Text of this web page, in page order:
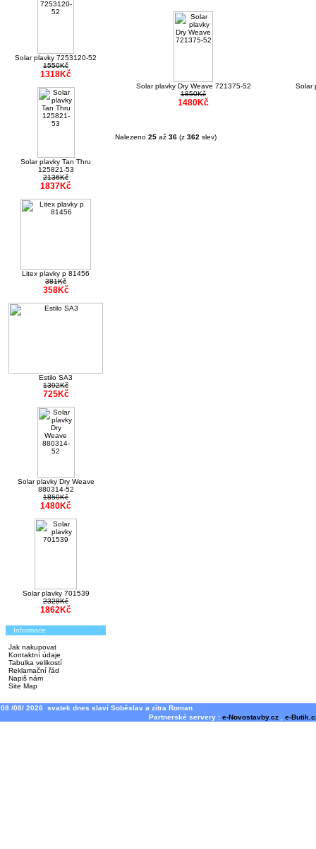
Solar plavky 7253120-52
1550Kč
1318Kč
Solar plavky Tan Thru
125821-53
2136Kč
1837Kč
Litex plavky p 81456
381Kč
358Kč
Estilo SA3
1392Kč
725Kč
Solar plavky Dry Weave
880314-52
1850Kč
1480Kč
Solar plavky 701539
2328Kč
1862Kč
Informace
Jak nakupovat
Kontaktní údaje
Tabulka velikostí
Reklamační řád
Napiš nám
Site Map
Solar plavky Dry Weave 721375-52
1850Kč
1480Kč
Solar
Nalezeno 25 až 36 (z 362 slev)
08 /08/ 2026 svatek dnes slaví Soběslav a zítra Roman
Partnerské servery : e-Novostavby.cz e-